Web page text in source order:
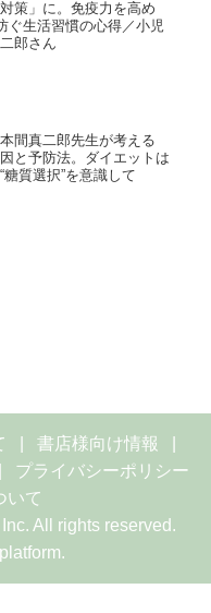
策」に。免疫力を高め
ぐ生活習慣の心得／小児
郎さん
間真二郎先生が考える
因と予防法。ダイエットは
糖質選択”を意識して
書店様向け情報
プライバシーポリシー
いて
All rights reserved.
.